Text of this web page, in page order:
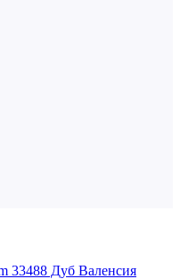
33488 Дуб Валенсия